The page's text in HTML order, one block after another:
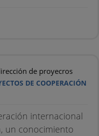
DE COOPERACIÓN
internacional
un conocimiento